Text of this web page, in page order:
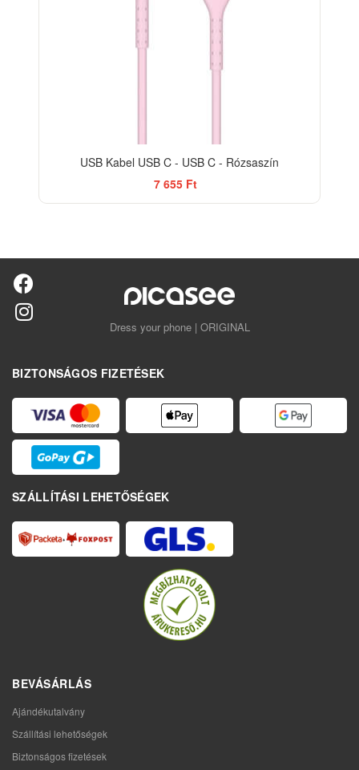
USB Kabel USB C - USB C - Rózsaszín
7 655 Ft
Dress your phone | ORIGINAL
BIZTONSÁGOS FIZETÉSEK
SZÁLLÍTÁSI LEHETŐSÉGEK
BEVÁSÁRLÁS
Ajándékutalvány
Szállítási lehetőségek
Biztonságos fizetések